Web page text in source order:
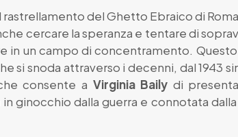
del Ghetto Ebraico di
cercare la speranza e tentare di
in un campo di concentramento.
si snoda attraverso i decenni, dal 1943
consente a Virginia Baily di
in ginocchio dalla guerra e connotata